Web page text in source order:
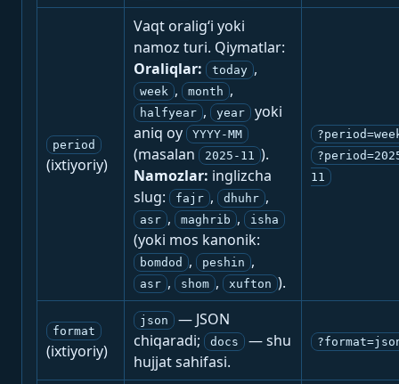
period
(ixtiyoriy)
Vaqt oralig‘i yoki
namoz turi. Qiymatlar:
Oraliqlar:
today ,
week , month ,
halfyear , year
yoki
aniq oy
YYYY-MM
(masalan 2025-11 ).
Namozlar: inglizcha
slug:
fajr , dhuhr ,
asr , maghrib , isha
(yoki mos kanonik:
bomdod , peshin ,
asr , shom , xufton ).
11
format
(ixtiyoriy)
json
— JSON
chiqaradi;
docs
— shu
hujjat sahifasi.